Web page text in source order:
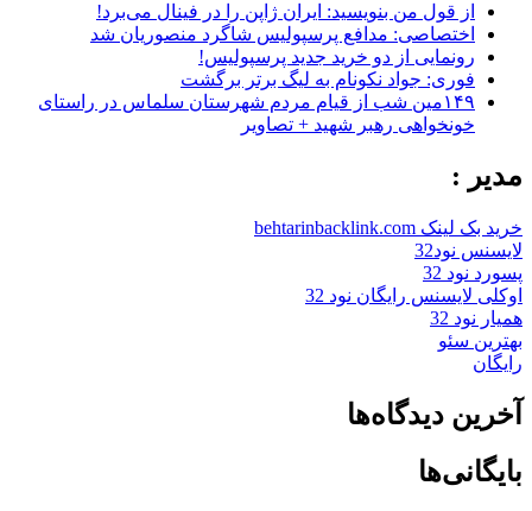
از قول من بنویسید: ایران ژاپن را در فینال می‌برد!
اختصاصی: مدافع پرسپولیس شاگرد منصوریان شد
رونمایی از دو خرید جدید پرسپولیس!
فوری: جواد نکونام به لیگ برتر برگشت
۱۴۹مین شب از قیام مردم شهرستان سلماس در راستای
خونخواهی رهبر شهید + تصاویر
مدیر :
خرید بک لینک behtarinbacklink.com
لایسنس نود32
پسورد نود 32
اوکلی لایسنس رایگان نود 32
همیار نود 32
بهترین سئو
رایگان
آخرین دیدگاه‌ها
بایگانی‌ها